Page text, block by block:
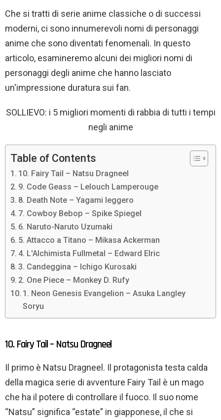
Che si tratti di serie anime classiche o di successi
moderni, ci sono innumerevoli nomi di personaggi
anime che sono diventati fenomenali. In questo
articolo, esamineremo alcuni dei migliori nomi di
personaggi degli anime che hanno lasciato
un'impressione duratura sui fan.
SOLLIEVO: i 5 migliori momenti di rabbia di tutti i tempi
negli anime
Table of Contents
10. Fairy Tail – Natsu Dragneel
9. Code Geass – Lelouch Lamperouge
8. Death Note – Yagami leggero
7. Cowboy Bebop – Spike Spiegel
6. Naruto-Naruto Uzumaki
5. Attacco a Titano – Mikasa Ackerman
4. L'Alchimista Fullmetal – Edward Elric
3. Candeggina – Ichigo Kurosaki
2. One Piece – Monkey D. Rufy
1. Neon Genesis Evangelion – Asuka Langley
Soryu
10. Fairy Tail – Natsu Dragneel
Il primo è Natsu Dragneel. Il protagonista testa calda
della magica serie di avventure Fairy Tail è un mago
che ha il potere di controllare il fuoco. Il suo nome
“Natsu” significa “estate” in giapponese, il che si